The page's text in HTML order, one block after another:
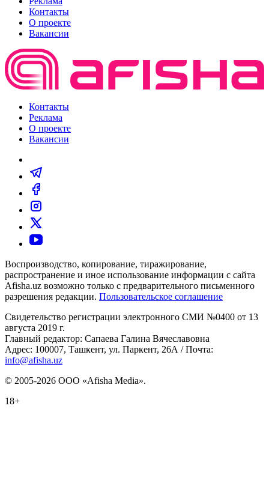
Контакты
О проекте
Вакансии
Контакты
Реклама
О проекте
Вакансии
Воспроизводство, копирование, тиражирование,
распространение и иное использование информации с сайта
Afisha.uz возможно только с предварительного письменного
разрешения редакции. Пользовательское соглашение
Свидетельство регистрации электронного СМИ №0400 от 13
августа 2019 г.
Главный редактор: Сапаева Галина Вячеславовна
Адрес: 100007, Ташкент, ул. Паркент, 26А / Почта:
info@afisha.uz
© 2005-2026 ООО «Afisha Media».
18+